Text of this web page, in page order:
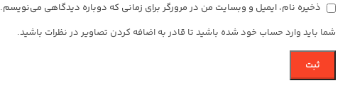
ذخیره نام، ایمیل و وبسایت من در مرورگر برای زمانی که دوباره دیدگاهی می‌نویسم.
شما باید وارد حساب خود شده باشید تا قادر به اضافه کردن تصاویر در نظرات باشید.